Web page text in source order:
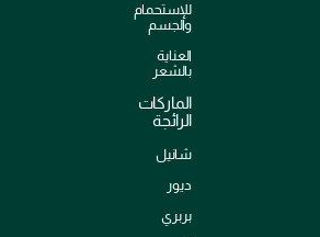
للإستحمام
والجسم
العناية
بالشعر
الماركات
الرائجة
شانيل
ديور
بربري